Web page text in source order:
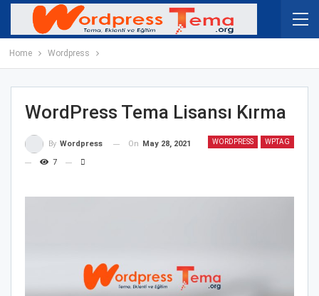
Home Wordpress
WordPress Tema Lisansı Kırma
WORDPRESS WPTAG
By Wordpress On May 28, 2021
7